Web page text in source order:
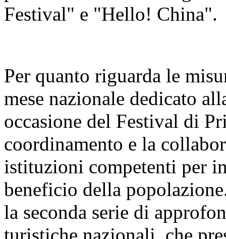
Festival" e "Hello! China".
Per quanto riguarda le
mese nazionale dedicato
occasione del Festival di
coordinamento e la
istituzioni competenti per
beneficio della
la seconda serie di
turistiche nazionali, che